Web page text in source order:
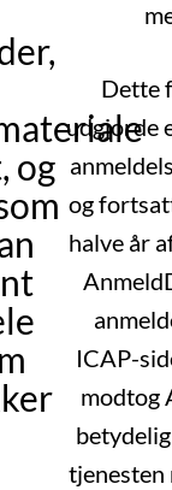
og
Dette
udgjorde
og
halve år
ICAP-
modtog